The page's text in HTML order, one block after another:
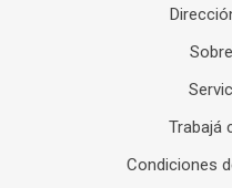
Trabajá
Condiciones